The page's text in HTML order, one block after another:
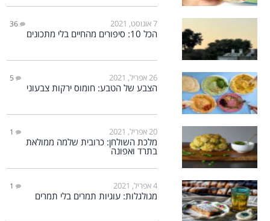
7 אוגוסט, 2021 36
הכל 10: סיפורים מהחיים בלי מתכונים
26 אפריל, 2021 5
הצבע של הטבע: חומוס ירקות צבעוני
20 אפריל, 2021 1
מלכת השולחן: כרובית שלמה ממולאת
בתרד ואפונה
4 אפריל, 2021 1
מגולגלות: עוגיות תמרים בלי תמרים